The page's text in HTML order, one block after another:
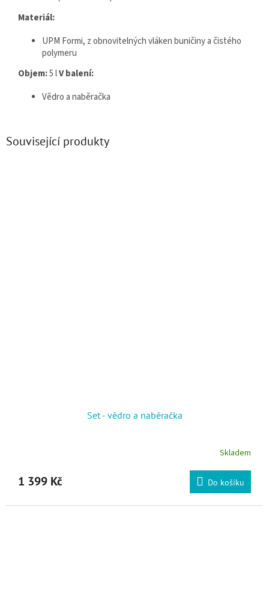
Materiál:
UPM Formi, z obnovitelných vláken buničiny a čistého
polymeru
Objem:5 lV balení:
Vědro a naběračka
Související produkty
Set - vědro a naběračka
Skladem
1 399 Kč Do košíku